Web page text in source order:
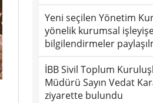
Yeni seçilen Yönetim
yönelik kurumsal
bilgilendirmeler
İBB Sivil Toplum
Müdürü Sayın Vedat
ziyarette bulundu